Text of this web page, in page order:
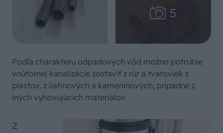
Podľa charakteru odpadových vôd možno potrubie
vnútornej kanalizácie zostaviť z rúr a tvaroviek z
plastov, z liatinových a kameninových, prípadne z
iných vyhovujúcich materiálov.
Z